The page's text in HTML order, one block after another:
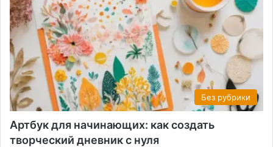
Без рубрики
Артбук для начинающих: как создать
творческий дневник с нуля